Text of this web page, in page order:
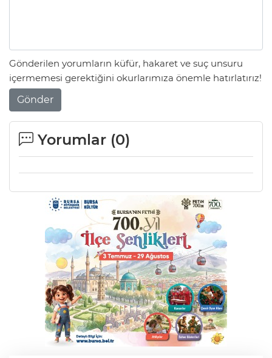
Gönderilen yorumların küfür, hakaret ve suç unsuru
içermemesi gerektiğini okurlarımıza önemle hatırlatırız!
Gönder
Yorumlar (0)